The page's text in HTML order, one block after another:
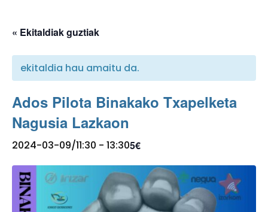
« Ekitaldiak guztiak
ekitaldia hau amaitu da.
Ados Pilota Binakako Txapelketa
Nagusia Lazkaon
2024-03-09/11:30 - 13:305€